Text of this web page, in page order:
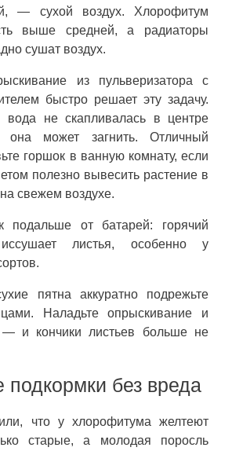
— сухой воздух. Хлорофитум
выше средней, а радиаторы
сушат воздух.
из пульверизатора с
быстро решает эту задачу.
вода не скапливалась в центре
она может загнить. Отличный
горшок в ванную комнату, если
полезно вывесить растение в
свежем воздухе.
подальше от батарей: горячий
листья, особенно у
пятна аккуратно подрежьте
Наладьте опрыскивание и
— и кончики листьев больше не
подкормки без вреда
что у хлорофитума желтеют
старые, а молодая поросль